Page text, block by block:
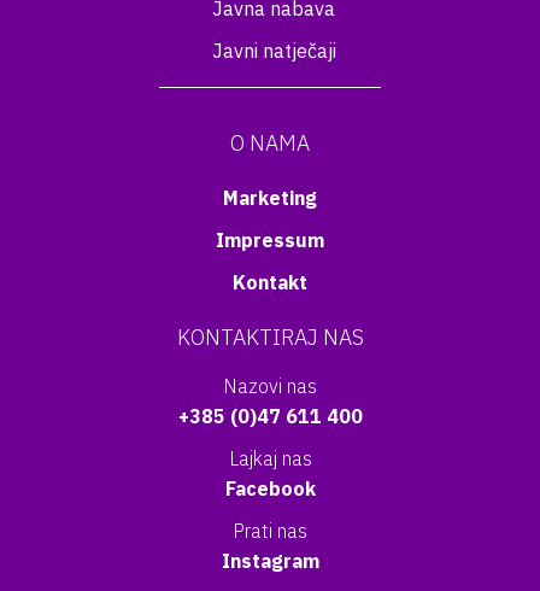
Javna nabava
Javni natječaji
O NAMA
Marketing
Impressum
Kontakt
KONTAKTIRAJ NAS
Nazovi nas
+385 (0)47 611 400
Lajkaj nas
Facebook
Prati nas
Instagram